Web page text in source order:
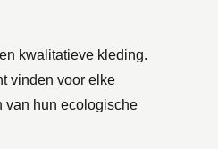
kwalitatieve kleding.
vinden voor elke
van hun ecologische